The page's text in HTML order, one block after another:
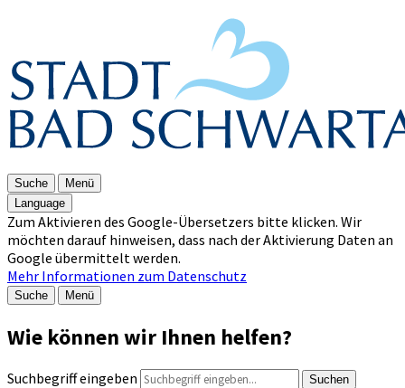
Suche
Menü
Language
Zum Aktivieren des Google-Übersetzers bitte klicken. Wir
möchten darauf hinweisen, dass nach der Aktivierung Daten an
Google übermittelt werden.
Mehr Informationen zum Datenschutz
Suche Menü
Wie können wir Ihnen helfen?
Suchbegriff eingeben Suchen